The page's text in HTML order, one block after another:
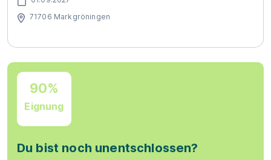
71706 Markgröningen
90%
Eignung
Du bist noch unentschlossen?